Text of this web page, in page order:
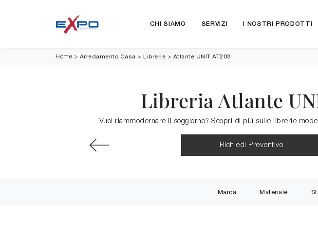
CHI SIAMO SERVIZI I NOSTRI PRODOTTI
Home > Arredamento Casa > Librerie > Atlante UNIT AT203
Libreria Atlante
Vuoi riammodernare il soggiorno? Scopri di più sulle librerie
Richiedi Preventivo
Marca Materiale